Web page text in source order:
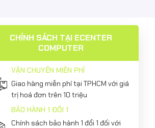
CHÍNH SÁCH TẠI ECENTER
COMPUTER
VẬN CHUYỂN MIỄN PHÍ
Giao hàng miễn phí tại TPHCM với giá
trị hoá đơn trên 10 triệu
BẢO HÀNH 1 ĐỔI 1
Chính sách bảo hành 1 đổi 1 đối với